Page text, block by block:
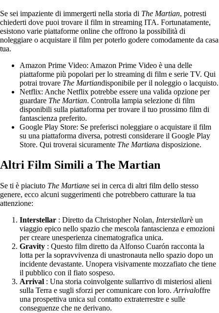
Se sei impaziente di immergerti nella storia di The Martian, potresti
chiederti dove puoi trovare il film in streaming ITA. Fortunatamente,
esistono varie piattaforme online che offrono la possibilità di
noleggiare o acquistare il film per poterlo godere comodamente da casa
tua.
Amazon Prime Video: Amazon Prime Video è una delle
piattaforme più popolari per lo streaming di film e serie TV. Qui
potrai trovare The Martiandisponibile per il noleggio o lacquisto.
Netflix: Anche Netflix potrebbe essere una valida opzione per
guardare The Martian. Controlla lampia selezione di film
disponibili sulla piattaforma per trovare il tuo prossimo film di
fantascienza preferito.
Google Play Store: Se preferisci noleggiare o acquistare il film
su una piattaforma diversa, potresti considerare il Google Play
Store. Qui troverai sicuramente The Martiana disposizione.
Altri Film Simili a The Martian
Se ti è piaciuto The Martiane sei in cerca di altri film dello stesso
genere, ecco alcuni suggerimenti che potrebbero catturare la tua
attenzione:
Interstellar : Diretto da Christopher Nolan, Interstellarè un
viaggio epico nello spazio che mescola fantascienza e emozioni
per creare unesperienza cinematografica unica.
Gravity : Questo film diretto da Alfonso Cuarón racconta la
lotta per la sopravvivenza di unastronauta nello spazio dopo un
incidente devastante. Unopera visivamente mozzafiato che tiene
il pubblico con il fiato sospeso.
Arrival : Una storia coinvolgente sullarrivo di misteriosi alieni
sulla Terra e sugli sforzi per comunicare con loro. Arrivaloffre
una prospettiva unica sul contatto extraterrestre e sulle
conseguenze che ne derivano.